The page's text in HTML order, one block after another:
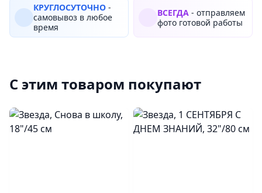
КРУГЛОСУТОЧНО -
самовывоз в любое
время
ВСЕГДА - отправляем
фото готовой работы
С этим товаром покупают